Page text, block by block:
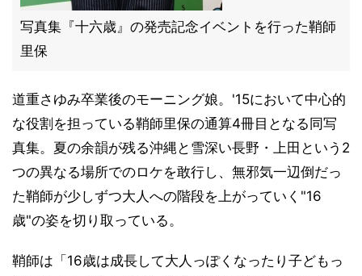
写真集『十六歳』の発売記念イベントを行った鞘師
里保
道重さゆみ卒業後のモーニング娘。'15において中心的
な役割を担っている鞘師里保の通算4冊目となる同写
真集。夏の余韻が残る沖縄と雪深い長野・上田という2
つの異なる場所でのロケを敢行し、無邪気一辺倒だっ
た鞘師が少しずつ大人への階段を上がっていく"16
歳"の姿を切り取っている。
鞘師は「16歳は成長して大人っぽくなったり子どもっ